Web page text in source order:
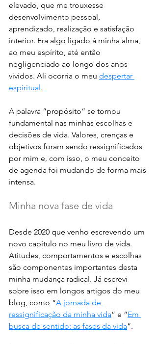
elevado, que me trouxesse
desenvolvimento pessoal,
aprendizado, realização e satisfação
interior. Era algo ligado à minha alma,
ao meu espírito, até então
negligenciado ao longo dos anos
vividos. Ali ocorria o meu despertar
espiritual.
A palavra “propósito” se tornou
fundamental nas minhas escolhas e
decisões de vida. Valores, crenças e
objetivos foram sendo ressignificados
por mim e, com isso, o meu conceito
de agenda foi mudando de forma mais
intensa.
Minha nova fase de vida
Desde 2020 que venho escrevendo um
novo capítulo no meu livro de vida.
Atitudes, comportamentos e escolhas
são componentes importantes desta
minha mudança radical. Já escrevi
sobre isso em longos artigos do meu
blog, como “A jornada de
ressignificação da minha vida” e “Em
busca de sentido: as fases da vida”.